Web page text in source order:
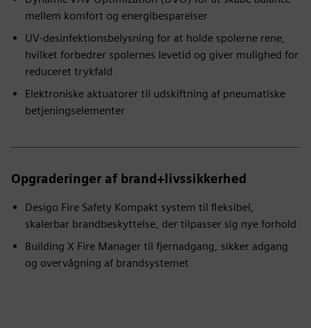
mellem komfort og energibesparelser
UV-desinfektionsbelysning for at holde spolerne rene,
hvilket forbedrer spolernes levetid og giver mulighed for
reduceret trykfald
Elektroniske aktuatorer til udskiftning af pneumatiske
betjeningselementer
Opgraderinger af brand+livssikkerhed
Desigo Fire Safety Kompakt system til fleksibel,
skalerbar brandbeskyttelse, der tilpasser sig nye forhold
Building X Fire Manager til fjernadgang, sikker adgang
og overvågning af brandsystemet